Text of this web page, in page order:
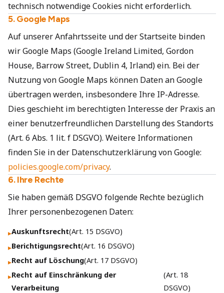
technisch notwendige Cookies nicht erforderlich.
5. Google Maps
Auf unserer Anfahrtsseite und der Startseite binden
wir Google Maps (Google Ireland Limited, Gordon
House, Barrow Street, Dublin 4, Irland) ein. Bei der
Nutzung von Google Maps können Daten an Google
übertragen werden, insbesondere Ihre IP-Adresse.
Dies geschieht im berechtigten Interesse der Praxis an
einer benutzerfreundlichen Darstellung des Standorts
(Art. 6 Abs. 1 lit. f DSGVO). Weitere Informationen
finden Sie in der Datenschutzerklärung von Google:
policies.google.com/privacy.
6. Ihre Rechte
Sie haben gemäß DSGVO folgende Rechte bezüglich
Ihrer personenbezogenen Daten:
▸Auskunftsrecht(Art. 15 DSGVO)
▸Berichtigungsrecht(Art. 16 DSGVO)
▸Recht auf Löschung(Art. 17 DSGVO)
▸Recht auf Einschränkung der
Verarbeitung
(Art. 18
DSGVO)